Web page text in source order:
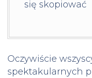
się skopiować
Oczywiście
spektakularnych